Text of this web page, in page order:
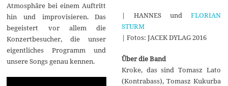
Atmosphäre bei einem Auftritt
hin und improvisieren. Das
begeistert vor allem die
Konzertbesucher, die unser
eigentliches Programm und
unsere Songs genau kennen.
| HANNES und FLORIAN
STURM
| Fotos: JACEK DYLAG 2016
Über die Band
Kroke, das sind Tomasz Lato
(Kontrabass), Tomasz Kukurba